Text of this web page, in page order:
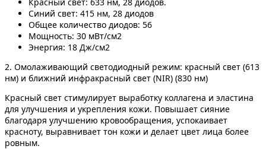
Синий свет: 415 нм, 28 диодов
Общее количество диодов: 56
Мощность: 30 мВт/см2
Энергия: 18 Дж/см2
2. Омолаживающий светодиодный режим: красный свет (613
нм) и ближний инфракрасный свет (NIR) (830 нм)
Красный свет стимулирует выработку коллагена и эластина
для улучшения и укрепления кожи. Повышает сияние
благодаря улучшению кровообращения, успокаивает
красноту, выравнивает тон кожи и делает цвет лица более
ровным.